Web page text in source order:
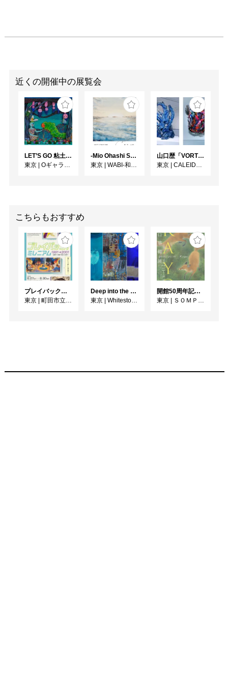
近くの開催中の展覧会
LET’S GO 粘土（クレイ）ジ−
東京
Oギャラリー
-Mio Ohashi Solo Exhibition - 大橋 澪 作品展 -
東京
WABI-和・美-
⼭⼝歴「VORTEX」
東京
CALEIDO GINZA THE HUB
こちらもおすすめ
プレイバック！ミレニアム1991→2001 版画が／版画で越えた境界
東京
町田市立国際版画美術館
Deep into the Blue―蒼の深層へ：木梨アイネ、名坂千吉郎、猪熊克芳
東京
Whitestone Gallery
開館50周年記念 山口華楊展
東京
ＳＯＭＰＯ美術館